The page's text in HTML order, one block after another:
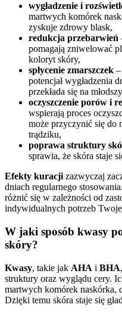
wygładzenie i
martwych komórek
zyskuje zdrowy blask,
redukcja przebarwień
pomagają zniwelować
koloryt skóry,
spłycenie zmarszczek
potencjał wygładzenia
przekłada się na
oczyszczenie porów i
wspierają proces
może przyczynić się do
trądziku,
poprawa struktury
sprawia, że skóra staje
Efekty kuracji zazwyczaj
dniach regularnego
różnić się w zależności od
indywidualnych potrzeb
W jaki sposób kwasy
skóry?
Kwasy, takie jak AHA i BHA
struktury oraz wyglądu cery.
martwych komórek naskórka,
Dzięki temu skóra staje się